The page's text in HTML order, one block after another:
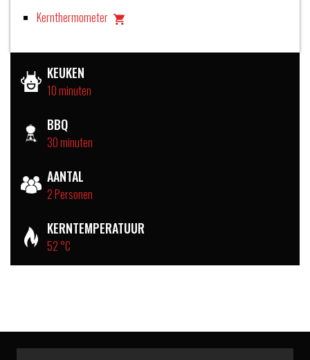
Kernthermometer
KEUKEN
10 minuten
BBQ
30 minuten
AANTAL
2 Personen
KERNTEMPERATUUR
52 °C